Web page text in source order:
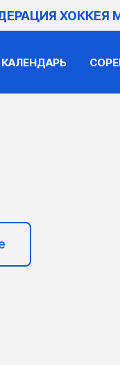
ХОККЕЯ
КАЛЕНДАРЬ